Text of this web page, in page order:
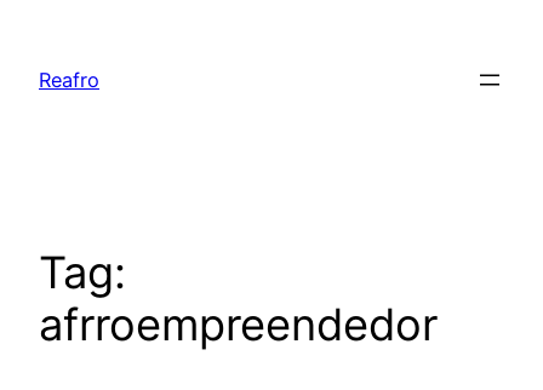
Reafro
Tag:
afrroempreendedor